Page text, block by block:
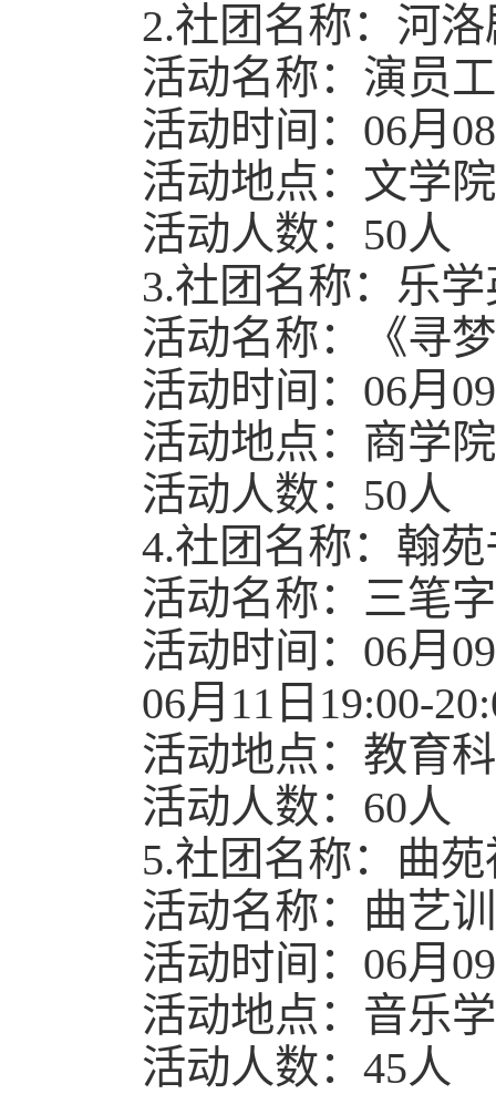
2.社团名称：河
活动名称：演员
活动时间：06月
活动地点：文学
活动人数：50人
3.社团名称：乐
活动名称：《寻
活动时间：06月
活动地点：商学
活动人数：50人
4.社团名称：翰
活动名称：三笔
活动时间：06月
06月11日19:00-
活动地点：教育
活动人数：60人
5.社团名称：曲苑
活动名称：曲艺
活动时间：06月
活动地点：音乐
活动人数：45人